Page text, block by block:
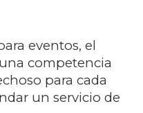
eventos, el
competencia
para cada
un servicio de